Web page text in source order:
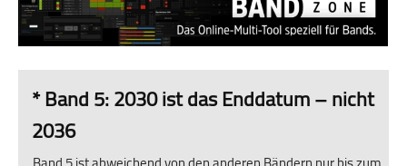
* Band 5: 2030 ist das Enddatum – nicht
2036